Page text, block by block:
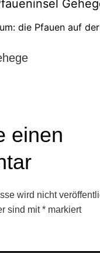
die Pfauen auf
einen
wird nicht
sind mit* markiert